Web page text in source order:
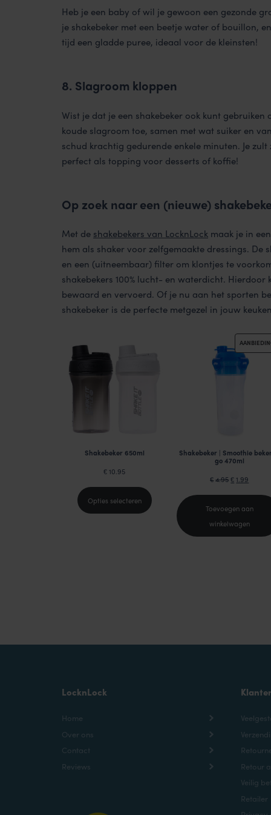
Heb je een baby of wil je gewoon een gezonde
je shakebeker met een beetje water of bouillon,
tijd een gladde puree, ideaal voor de kleinsten!
8. Slagroom kloppen
Wist je dat je een shakebeker ook kunt
koude slagroom toe, samen met wat suiker en
schud krachtig gedurende enkele minuten. Je
perfect als topping voor desserts of koffie!
Op zoek naar een (nieuwe)
Met de shakebekers van LocknLock maak je in
hem als shaker voor zelfgemaakte dressings.
en een (uitneembaar) filter om klontjes te
shakebekers 100% lucht- en waterdicht.
bewaard en vervoerd. Of je nu aan het sporten
shakebeker is de perfecte metgezel in jouw
Shakebeker 650ml
€ 10.95
Opties selecteren
Shakebeker | Smoothie
go 470ml
€ 4.95
prijs
was:
€4.95.
€ 1.99
prijs
is:
€1.99.
Toevoegen aan
winkelwagen
LocknLock
Home
Over ons
Contact
Reviews
Retour
Veilig
Retailer